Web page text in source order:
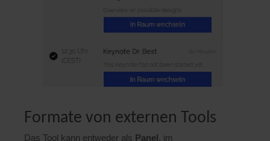
Formate von externen Tools
Das Tool kann entweder als Panel, im